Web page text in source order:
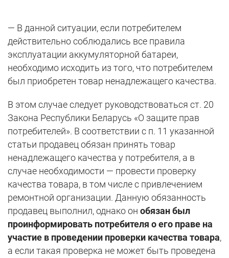
— В данной ситуации, если потребителем
действительно соблюдались все правила
эксплуатации аккумуляторной батареи,
необходимо исходить из того, что потребителем
был приобретен товар ненадлежащего качества.
В этом случае следует руководствоваться ст. 20
Закона Республики Беларусь «О защите прав
потребителей». В соответствии с п. 11 указанной
статьи продавец обязан принять товар
ненадлежащего качества у потребителя, а в
случае необходимости — провести проверку
качества товара, в том числе с привлечением
ремонтной организации. Данную обязанность
продавец выполнил, однако он обязанбыл
проинформировать потребителя о его праве на
участие в проведении проверки качества товара,
а если такая проверка не может быть проведена